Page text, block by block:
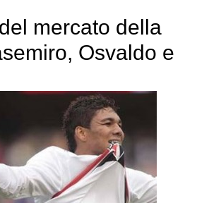
mercato della
Osvaldo e